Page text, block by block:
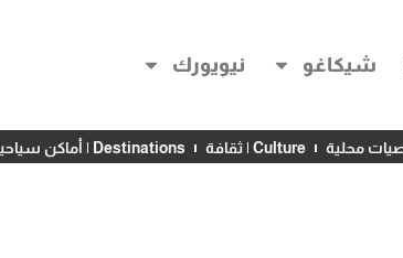
شيكاغو نيويورك
Culture | ثقافة Destinations | أماكن سياحية